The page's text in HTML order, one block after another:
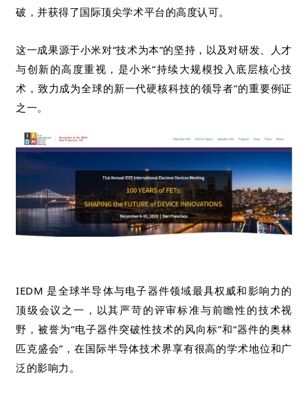
破，并获得了国际顶尖学术平台的高度认可。
这一成果源于小米对“技术为本”的坚持，以及对研发、人才
与创新的高度重视，是小米“持续大规模投入底层核心技
术，致力成为全球的新一代硬核科技的领导者”的重要例证
之一。
IEDM 是全球半导体与电子器件领域最具权威和影响力的
顶级会议之一， 以其严苛的评审标准与前瞻性的技术视
野，被誉为“电子器件突破性技术的风向标”和“器件的奥林
匹克盛会”，在国际半导体技术界享有很高的学术地位和广
泛的影响力。